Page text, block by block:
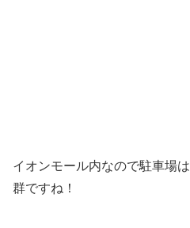
イオンモール内なので駐車場
群ですね！